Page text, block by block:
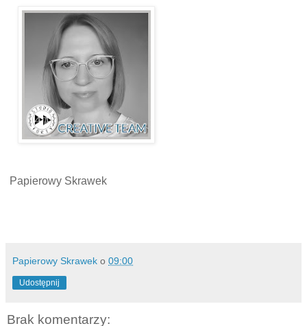
Papierowy Skrawek
Papierowy Skrawek o 09:00
Udostępnij
Brak komentarzy: